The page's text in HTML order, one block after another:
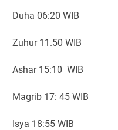
Duha 06:20 WIB
Zuhur 11.50 WIB
Ashar 15:10 WIB
Magrib 17: 45 WIB
Isya 18:55 WIB